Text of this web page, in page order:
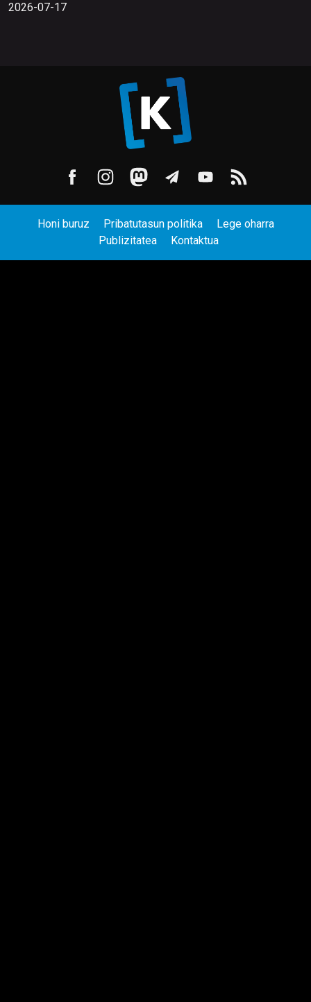
2026-07-17
Honi buruz Pribatutasun politika
Lege oharra
Publizitatea
Kontaktua